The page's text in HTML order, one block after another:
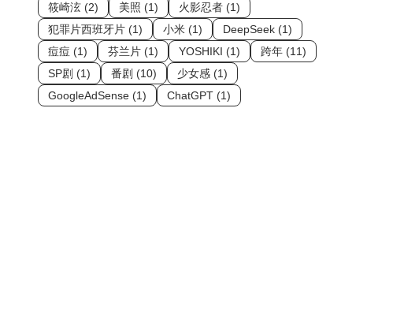
筱崎泫 (2) 美照 (1)
火影忍者 (1)
犯罪片西班牙片 (1)
小米 (1)
DeepSeek (1)
痘痘 (1)
芬兰片 (1) YOSHIKI (1)
跨年 (11)
SP剧 (1)
番剧 (10)
少女感 (1)
GoogleAdSense (1)
ChatGPT (1)